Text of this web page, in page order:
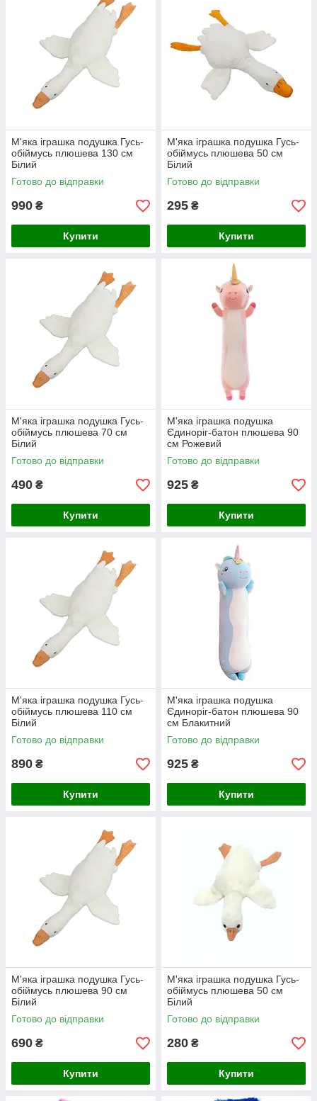
М'яка іграшка подушка Гусь-
обіймусь плюшева 130 см
Білий
Готово до відправки
990 ₴
Купити
М'яка іграшка подушка Гусь-
обіймусь плюшева 50 см
Білий
Готово до відправки
295 ₴
Купити
М'яка іграшка подушка Гусь-
обіймусь плюшева 70 см
Білий
Готово до відправки
490 ₴
Купити
М'яка іграшка подушка
Єдиноріг-батон плюшева 90
см Рожевий
Готово до відправки
925 ₴
Купити
М'яка іграшка подушка Гусь-
обіймусь плюшева 110 см
Білий
Готово до відправки
890 ₴
Купити
М'яка іграшка подушка
Єдиноріг-батон плюшева 90
см Блакитний
Готово до відправки
925 ₴
Купити
М'яка іграшка подушка Гусь-
обіймусь плюшева 90 см
Білий
Готово до відправки
690 ₴
Купити
М'яка іграшка подушка Гусь-
обіймусь плюшева 50 см
Білий
Готово до відправки
280 ₴
Купити